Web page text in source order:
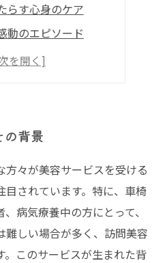
らす心身のケア
動のエピソード
専門性の重要性
の背景
々が美容サービスを受ける
目されています。特に、車椅
病気療養中の方にとって、
しい場合が多く、訪問美容
このサービスが生まれた背